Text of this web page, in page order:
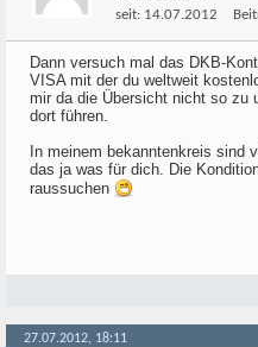
seit: 14.07.2012
Dann versuch mal das DKB-
VISA mit der du weltweit
mir da die Übersicht nicht so zu
dort führen.
In meinem bekanntenkreis sind
das ja was für dich. Die
raussuchen
27.07.2012, 18:11